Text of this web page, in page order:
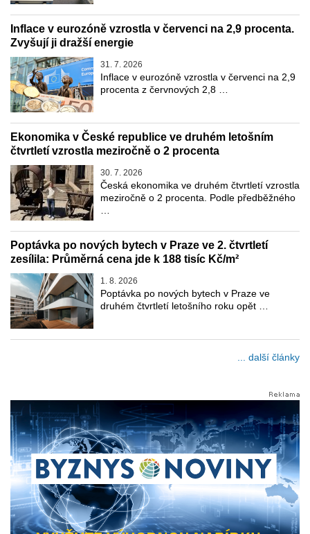
Inflace v eurozóně vzrostla v červenci na 2,9 procenta.
Zvyšují ji dražší energie
31. 7. 2026
Inflace v eurozóně vzrostla v červenci na 2,9
procenta z červnových 2,8 …
Ekonomika v České republice ve druhém letošním
čtvrtletí vzrostla meziročně o 2 procenta
30. 7. 2026
Česká ekonomika ve druhém čtvrtletí vzrostla
meziročně o 2 procenta. Podle předběžného
Poptávka po nových bytech v Praze ve 2. čtvrtletí
zesílila: Průměrná cena jde k 188 tisíc Kč/m²
1. 8. 2026
Poptávka po nových bytech v Praze ve
druhém čtvrtletí letošního roku opět …
... další články